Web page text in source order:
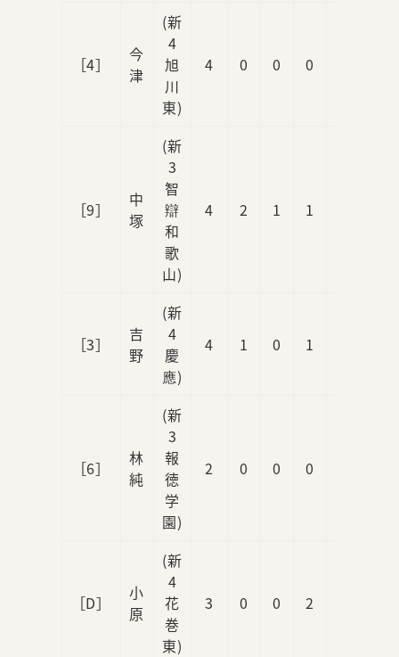
［4］
今
津
(新
4
旭
川
東)
4 0 0 0
［9］
中
塚
(新
3
智
辯
和
歌
山)
4 2 1 1
［3］
吉
野
(新
4
慶
應)
4 1 0 1
［6］
林
純
(新
3
報
徳
学
園)
2 0 0 0
［D］
小
原
(新
4
花
巻
東)
3 0 0 2